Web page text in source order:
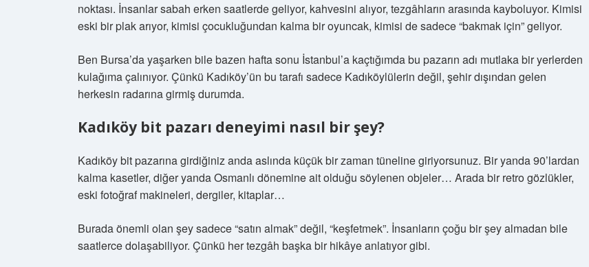
noktası. İnsanlar sabah erken saatlerde geliyor, kahvesini alıyor, tezgâhların arasında kayboluyor. Kimisi
eski bir plak arıyor, kimisi çocukluğundan kalma bir oyuncak, kimisi de sadece “bakmak için” geliyor.
Ben Bursa’da yaşarken bile bazen hafta sonu İstanbul’a kaçtığımda bu pazarın adı mutlaka bir yerlerden
kulağıma çalınıyor. Çünkü Kadıköy’ün bu tarafı sadece Kadıköylülerin değil, şehir dışından gelen
herkesin radarına girmiş durumda.
Kadıköy bit pazarı deneyimi nasıl bir şey?
Kadıköy bit pazarına girdiğiniz anda aslında küçük bir zaman tüneline giriyorsunuz. Bir yanda 90’lardan
kalma kasetler, diğer yanda Osmanlı dönemine ait olduğu söylenen objeler… Arada bir retro gözlükler,
eski fotoğraf makineleri, dergiler, kitaplar…
Burada önemli olan şey sadece “satın almak” değil, “keşfetmek”. İnsanların çoğu bir şey almadan bile
saatlerce dolaşabiliyor. Çünkü her tezgâh başka bir hikâye anlatıyor gibi.